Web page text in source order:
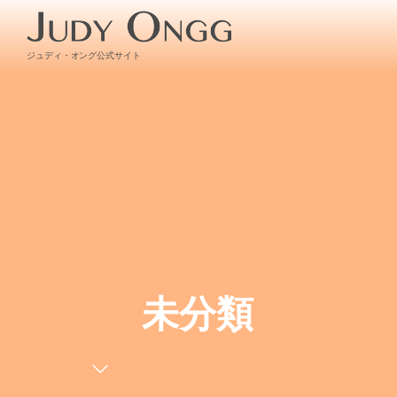
ジュディ・オング公式サイト
未分類